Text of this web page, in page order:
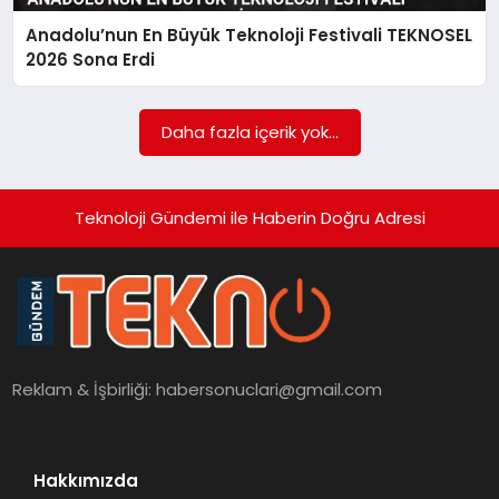
SAĞLIK
YAŞAM
Anadolu’nun En Büyük Teknoloji Festivali TEKNOSEL
2026 Sona Erdi
Daha fazla içerik yok...
Teknoloji Gündemi ile Haberin Doğru Adresi
Reklam & İşbirliği:habersonuclari@gmail.com
Hakkımızda